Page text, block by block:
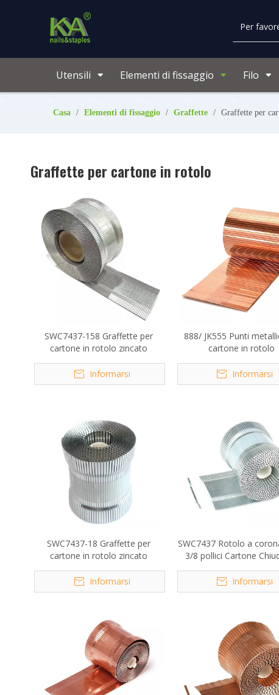
Utensili Elementi di fissaggio Filo
Casa / Elementi di fissaggio / Graffette / Graffette per
Graffette per cartone in rotolo
SWC7437-158 Graffette per
cartone in rotolo zincato
Informarsi
888/ JK555 Punti
cartone in rotolo
Informarsi
SWC7437-18 Graffette per
cartone in rotolo zincato
Informarsi
SWC7437 Rotolo a
3/8 pollici Cartone
punti metallici
Informarsi